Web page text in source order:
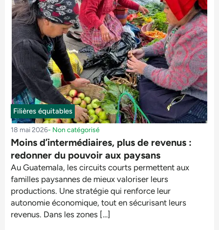
Filières équitables
18 mai 2026- Non catégorisé
Moins d’intermédiaires, plus de revenus :
redonner du pouvoir aux paysans
Au Guatemala, les circuits courts permettent aux
familles paysannes de mieux valoriser leurs
productions. Une stratégie qui renforce leur
autonomie économique, tout en sécurisant leurs
revenus. Dans les zones […]